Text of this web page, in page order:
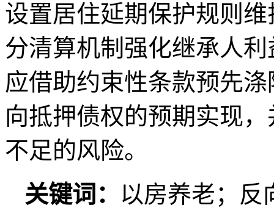
设置居住延期保护规则
分清算机制强化继承人
应借助约束性条款预先
向抵押债权的预期实现
不足的风险。
关键词： 以房养老；反